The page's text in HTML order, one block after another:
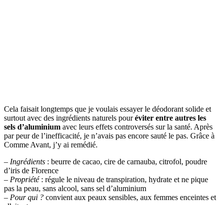
Cela faisait longtemps que je voulais essayer le déodorant solide et
surtout avec des ingrédients naturels pouréviter entre autres les
sels d’aluminium avec leurs effets controversés sur la santé. Après
par peur de l’inefficacité, je n’avais pas encore sauté le pas. Grâce à
Comme Avant, j’y ai remédié.
– Ingrédients : beurre de cacao, cire de carnauba, citrofol, poudre
d’iris de Florence
– Propriété: régule le niveau de transpiration, hydrate et ne pique
pas la peau, sans alcool, sans sel d’aluminium
– Pour qui ? convient aux peaux sensibles, aux femmes enceintes et